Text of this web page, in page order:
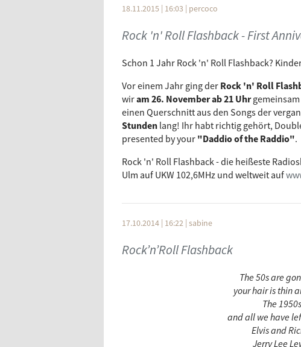
18.11.2015 | 16:03 | percoco
Rock 'n' Roll Flashback - First
Schon 1 Jahr Rock 'n' Roll Flashback?
Vor einem Jahr ging der Rock 'n' Roll
wiram 26. November ab 21 Uhr
einen Querschnitt aus den Songs der
Stunden lang! Ihr habt richtig gehört,
presented by your "Daddio of the Raddio".
Rock 'n' Roll Flashback - die heißeste
Ulm auf UKW 102,6MHz und weltweit auf
17.10.2014 | 16:22 | sabine
Rock’n’Roll Flashback
The 50s are
your hair is thin
The
and all we have
Elvis and
Jerry Lee